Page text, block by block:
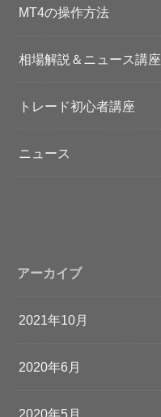
MT4の操作方法
相場解説＆ニュース講座
トレード初心者講座
ニュース
アーカイブ
2021年10月
2020年6月
2020年5月